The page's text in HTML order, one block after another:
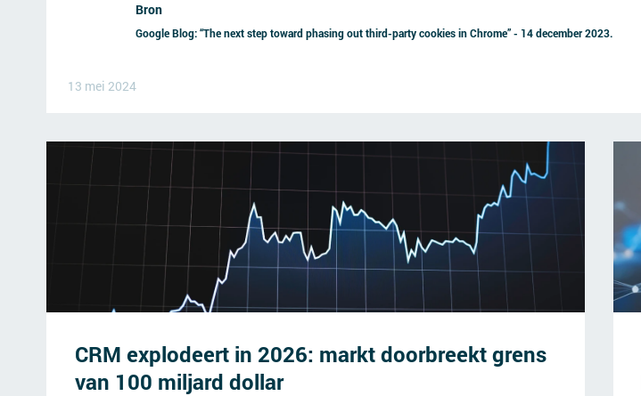
Bron
Google Blog: “The next step toward phasing out third-party cookies in Chrome” - 14 december 2023.
13 mei 2024
CRM explodeert in 2026: markt doorbreekt grens
van 100 miljard dollar